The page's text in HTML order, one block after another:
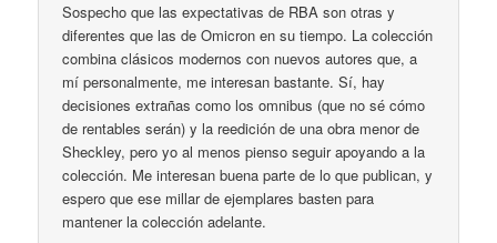
Sospecho que las expectativas de RBA son otras y
diferentes que las de Omicron en su tiempo. La colección
combina clásicos modernos con nuevos autores que, a
mí personalmente, me interesan bastante. Sí, hay
decisiones extrañas como los omnibus (que no sé cómo
de rentables serán) y la reedición de una obra menor de
Sheckley, pero yo al menos pienso seguir apoyando a la
colección. Me interesan buena parte de lo que publican, y
espero que ese millar de ejemplares basten para
mantener la colección adelante.